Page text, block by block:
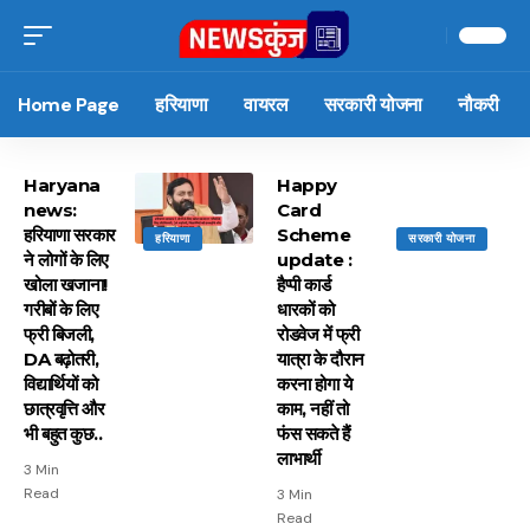
Home Page हरियाणा वायरल सरकारी योजना नौकरी
हरियाणा
Haryana
news:
हरियाणा सरकार
ने लोगों के लिए
खोला खजाना!
गरीबों के लिए
फ्री बिजली,
DA बढ़ोतरी,
विद्यार्थियों को
छात्रवृत्ति और
भी बहुत कुछ..
3 Min
Read
सरकारी योजना
Happy
Card
Scheme
update :
हैप्पी कार्ड
धारकों को
रोडवेज में फ्री
यात्रा के दौरान
करना होगा ये
काम, नहीं तो
फंस सकते हैं
लाभार्थी
3 Min
Read